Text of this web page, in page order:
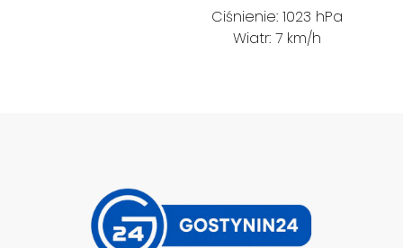
Ciśnienie: 1023 hPa
Wiatr: 7 km/h